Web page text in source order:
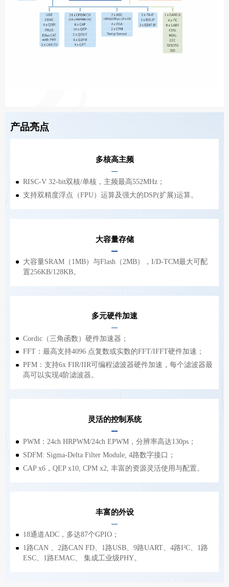
产品亮点
多核高主频
RISC-V 32-bit双核/单核，主频最高552MHz；
支持双精度浮点（FPU）运算及强大的DSP(扩展)运算。
大容量存储
大容量SRAM（1MB）与Flash（2MB），I/D-TCM最大可配
置256KB/128KB。
多元硬件加速
Cordic（三角函数）硬件加速器；
FFT：最高支持4096 点复数或实数的FFT/IFFT硬件加速；
PFM：支持6x FIR/IIR可编程滤波器硬件加速，每个滤波器最
高可以实现4阶滤波器。
灵活的控制系统
PWM：24ch HRPWM/24ch EPWM，分辨率高达130ps；
SDFM: Sigma-Delta Filter Module, 4路数字接口；
CAP x6，QEP x10, CPM x2, 丰富的资源灵活使用与配置。
丰富的外设
18通道ADC，多达87个GPIO；
1路CAN 、2路CAN FD、1路USB、9路UART、4路I²C、1路
ESC、1路EMAC、 集成工业级PHY。